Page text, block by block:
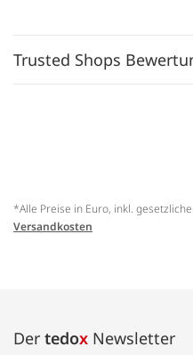
Trusted Shops
*Alle Preise in Euro, inkl.
Versandkosten
Der tedox Newsletter